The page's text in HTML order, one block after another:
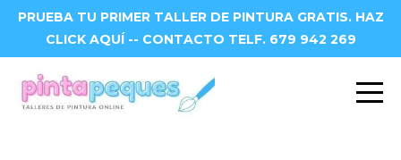
PRUEBA TU PRIMER TALLER DE PINTURA GRATIS. HAZ
CLICK AQUÍ -- CONTACTO TELF. 679 942 269